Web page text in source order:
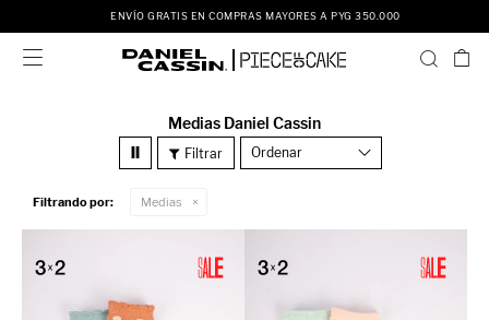
ENVÍO GRATIS EN COMPRAS MAYORES A PYG 350.000

Medias Daniel Cassin
Recomendados
Filtrando por: Medias